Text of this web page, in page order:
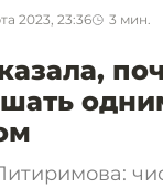
2023, 23:36 3 мин.